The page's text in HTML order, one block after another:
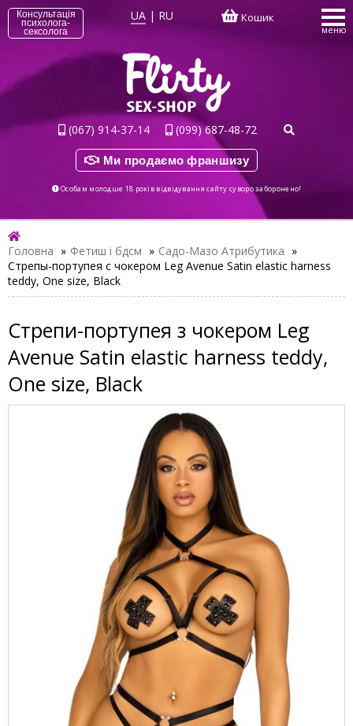
Консультація
психолога-
сексолога
UA | RU Кошик
меню
(067) 914-37-14 (099) 687-48-72
Ми продаємо франшизу
Особам молодше 18 років відвідування сайту суворо заборонено!
Головна » Фетиш і бдсм » Садо-Мазо Атрибутика »
Стрепы-портупея с чокером Leg Avenue Satin elastic harness
teddy, One size, Black
Стрепи-портупея з чокером Leg
Avenue Satin elastic harness teddy,
One size, Black